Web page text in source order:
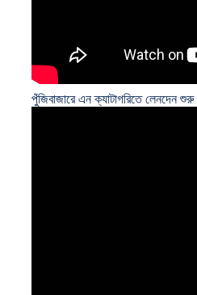
পুঁজিবাজারে এন ক্যাটাগরিতে লেনদেন শুরু